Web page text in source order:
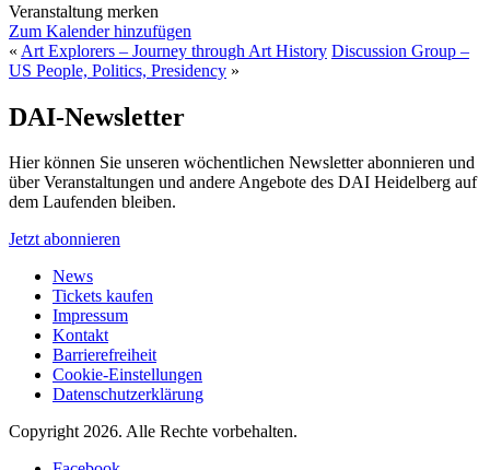
Veranstaltung merken
Zum Kalender hinzufügen
« Art Explorers – Journey through Art History Discussion Group –
US People, Politics, Presidency »
DAI-Newsletter
Hier können Sie unseren wöchentlichen Newsletter abonnieren und
über Veranstaltungen und andere Angebote des DAI Heidelberg auf
dem Laufenden bleiben.
Jetzt abonnieren
News
Tickets kaufen
Impressum
Kontakt
Barrierefreiheit
Cookie-Einstellungen
Datenschutzerklärung
Copyright 2026. Alle Rechte vorbehalten.